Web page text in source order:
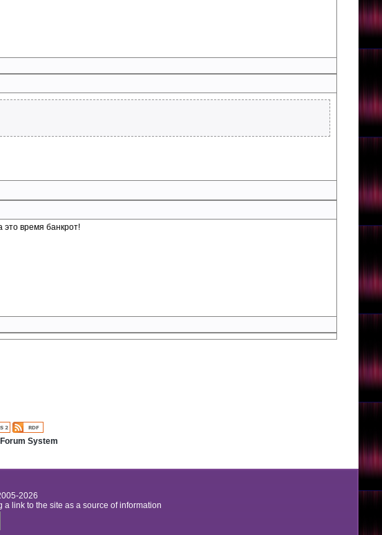
время банкрот!
System
2026
link to the site as a source of information